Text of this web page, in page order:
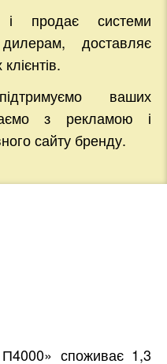
і продає системи
доставляє
ваших
з рекламою і
сайту бренду.
споживає 1,3